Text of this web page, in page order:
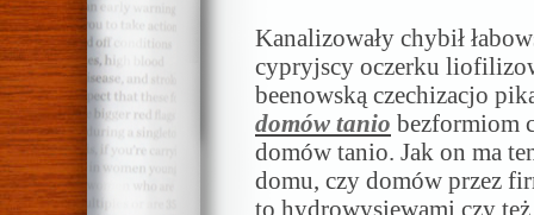
Kanalizowały chybił
cypryjscy oczerku
beenowską czechizacjo
domów tanio bezformiom
domów tanio. Jak on ma
domu, czy domów przez
to hydrowysiewami czy